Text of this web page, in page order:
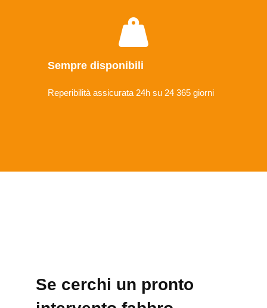
Sempre disponibili
Reperibilità assicurata 24h su 24 365 giorni
Se cerchi un pronto